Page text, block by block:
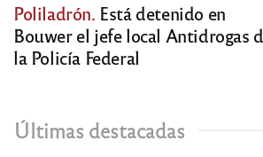
Poliladrón. Está detenido en
Bouwer el jefe local Antidrogas
la Policía Federal
Últimas destacadas